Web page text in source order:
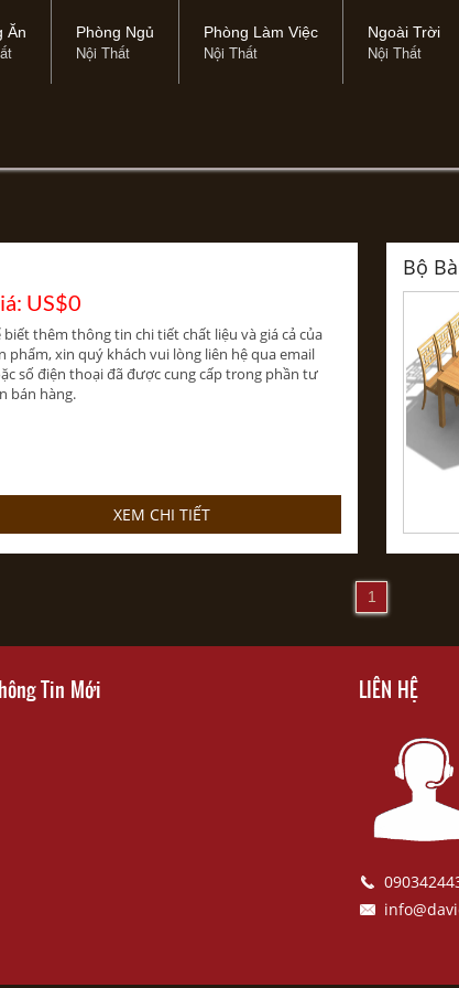
Ăn Phòng Ngủ
Nội Thất
Phòng Làm Việc
Nội Thất
Ngoài Trời
Nội Thất
US$0
biết thêm thông tin chi tiết chất liệu và giá cả của
phẩm, xin quý khách vui lòng liên hệ qua email
số điện thoại đã được cung cấp trong phần tư
bán hàng.
XEM CHI TIẾT
Bộ
1
Tin Mới LIÊN HỆ